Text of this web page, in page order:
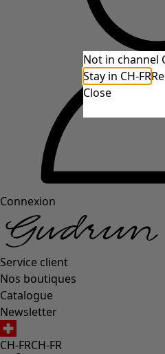
Connexion
Service client
Nos boutiques
Catalogue
Newsletter
CH-FRCH-FR
Not in channel
Stay in CH-FR
Close